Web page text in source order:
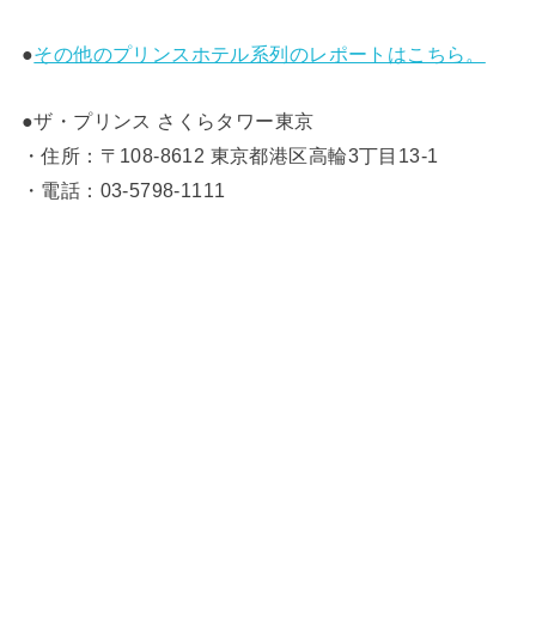
●その他のプリンスホテル系列のレポートはこちら。
●ザ・プリンス さくらタワー東京
・住所：〒108-8612 東京都港区高輪3丁目13-1
・電話：03-5798-1111